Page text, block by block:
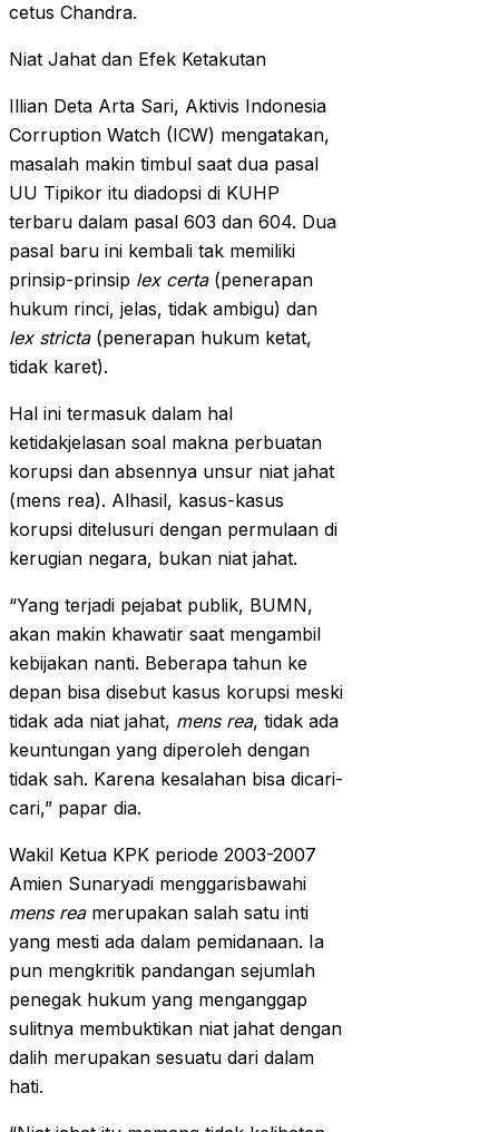
cetus Chandra.
Niat Jahat dan Efek Ketakutan
Illian Deta Arta Sari, Aktivis Indonesia
Corruption Watch (ICW) mengatakan,
masalah makin timbul saat dua pasal
UU Tipikor itu diadopsi di KUHP
terbaru dalam pasal 603 dan 604. Dua
pasal baru ini kembali tak memiliki
prinsip-prinsip lex certa (penerapan
hukum rinci, jelas, tidak ambigu) dan
lex stricta (penerapan hukum ketat,
tidak karet).
Hal ini termasuk dalam hal
ketidakjelasan soal makna perbuatan
korupsi dan absennya unsur niat jahat
(mens rea). Alhasil, kasus-kasus
korupsi ditelusuri dengan permulaan di
kerugian negara, bukan niat jahat.
“Yang terjadi pejabat publik, BUMN,
akan makin khawatir saat mengambil
kebijakan nanti. Beberapa tahun ke
depan bisa disebut kasus korupsi meski
tidak ada niat jahat, mens rea, tidak ada
keuntungan yang diperoleh dengan
tidak sah. Karena kesalahan bisa dicari-
cari,” papar dia.
Wakil Ketua KPK periode 2003-2007
Amien Sunaryadi menggarisbawahi
mens rea merupakan salah satu inti
yang mesti ada dalam pemidanaan. Ia
pun mengkritik pandangan sejumlah
penegak hukum yang menganggap
sulitnya membuktikan niat jahat dengan
dalih merupakan sesuatu dari dalam
hati.